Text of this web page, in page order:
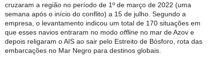
cruzaram a região no período de 1º de março de 2022 (uma
semana após o início do conflito) a 15 de julho. Segundo a
empresa, o levantamento indicou um total de 170 situações em
que esses navios entraram no modo offline no mar de Azov e
depois religaram o AIS ao sair pelo Estreito de Bósforo, rota das
embarcações no Mar Negro para destinos globais.